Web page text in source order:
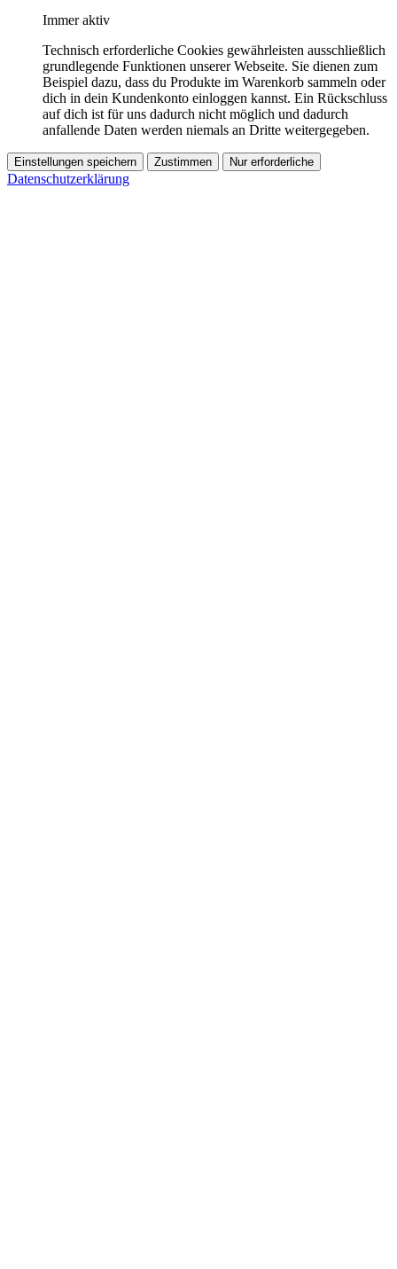
Immer aktiv
Technisch erforderliche Cookies gewährleisten ausschließlich
grundlegende Funktionen unserer Webseite. Sie dienen zum
Beispiel dazu, dass du Produkte im Warenkorb sammeln oder
dich in dein Kundenkonto einloggen kannst. Ein Rückschluss
auf dich ist für uns dadurch nicht möglich und dadurch
anfallende Daten werden niemals an Dritte weitergegeben.
Einstellungen speichern Zustimmen Nur erforderliche
Datenschutzerklärung